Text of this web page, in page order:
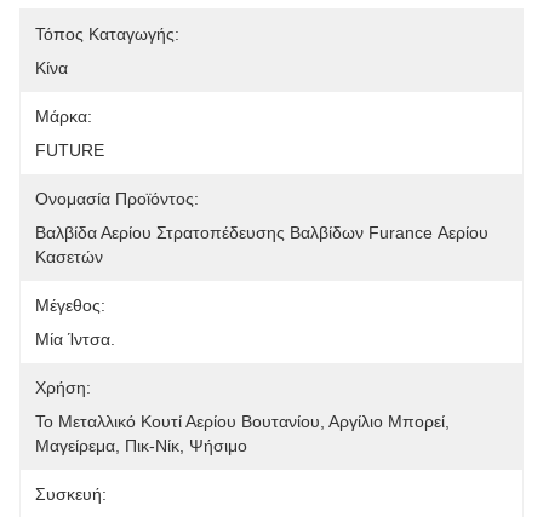
Τόπος Καταγωγής:
Κίνα
Μάρκα:
FUTURE
Ονομασία Προϊόντος:
Βαλβίδα Αερίου Στρατοπέδευσης Βαλβίδων Furance Αερίου
Κασετών
Μέγεθος:
Μία Ίντσα.
Χρήση:
Το Μεταλλικό Κουτί Αερίου Βουτανίου, Αργίλιο Μπορεί,
Μαγείρεμα, Πικ-Νίκ, Ψήσιμο
Συσκευή: